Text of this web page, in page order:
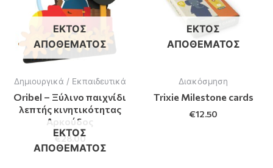
ΕΚΤΌΣ
ΑΠΟΘΈΜΑΤΟΣ
Δημιουργικά / Εκπαιδευτικά
Oribel – Ξύλινο παιχνίδι
λεπτής κινητικότητας
Αρκούδος
€28.00
ΕΚΤΌΣ
ΑΠΟΘΈΜΑΤΟΣ
Διακόσμηση
Trixie Milestone cards
€12.50
ΕΚΤΌΣ
ΑΠΟΘΈΜΑΤΟΣ